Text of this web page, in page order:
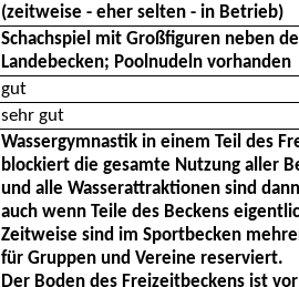
(zeitweise - eher selten - in Betrieb)
Schachspiel mit Großfiguren neben
Landebecken; Poolnudeln vorhanden
gut
sehr gut
Wassergymnastik in einem Teil des
blockiert die gesamte Nutzung aller
und alle Wasserattraktionen sind
auch wenn Teile des Beckens
Zeitweise sind im Sportbecken
für Gruppen und Vereine reserviert.
Der Boden des Freizeitbeckens ist